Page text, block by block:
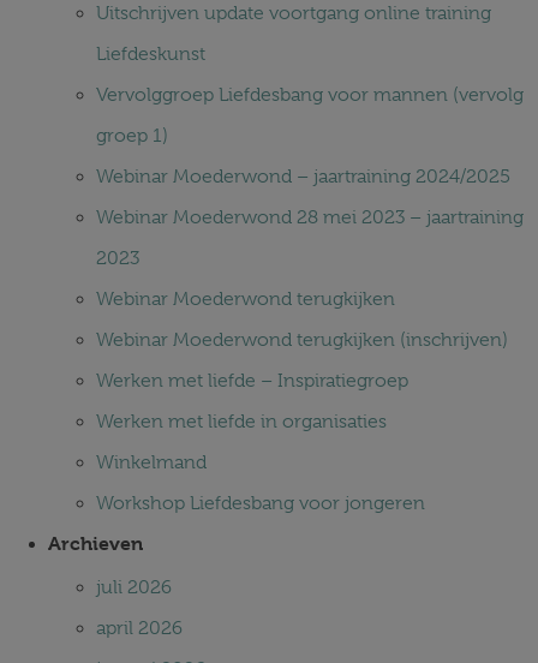
Uitschrijven update voortgang online training
Liefdeskunst
Vervolggroep Liefdesbang voor mannen (vervolg
groep 1)
Webinar Moederwond – jaartraining 2024/2025
Webinar Moederwond 28 mei 2023 – jaartraining
2023
Webinar Moederwond terugkijken
Webinar Moederwond terugkijken (inschrijven)
Werken met liefde – Inspiratiegroep
Werken met liefde in organisaties
Winkelmand
Workshop Liefdesbang voor jongeren
Archieven
juli 2026
april 2026